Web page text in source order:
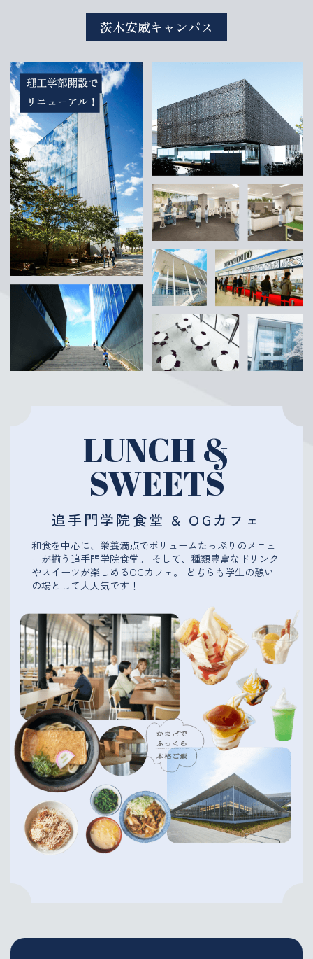
茨木安威キャンパス
LUNCH &
SWEETS
追手門学院食堂 & OGカフェ
和食を中心に、栄養満点でボリュームたっぷりのメニュ
ーが揃う追手門学院食堂。
そして、種類豊富なドリンク
やスイーツが楽しめるOGカフェ。
どちらも学生の憩い
の場として大人気です！